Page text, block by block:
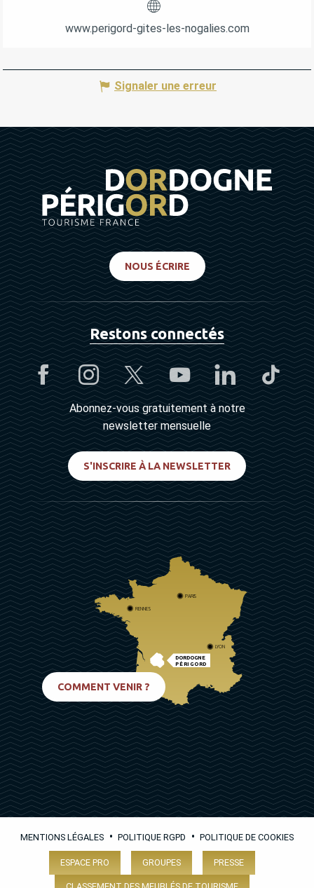
www.perigord-gites-les-nogalies.com
Signaler une erreur
NOUS ÉCRIRE
Restons connectés
Abonnez-vous gratuitement à notre
newsletter mensuelle
S'INSCRIRE À LA NEWSLETTER
DORDOGNE
PÉRIGORD
PARIS
RENNES
LYON
COMMENT VENIR ?
MENTIONS LÉGALES • POLITIQUE RGPD • POLITIQUE DE COOKIES
ESPACE PRO GROUPES PRESSE